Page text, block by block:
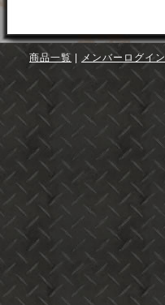
商品一覧 メンバーログイン